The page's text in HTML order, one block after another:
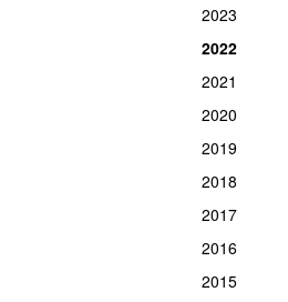
2023
2022
2021
2020
2019
2018
2017
2016
2015